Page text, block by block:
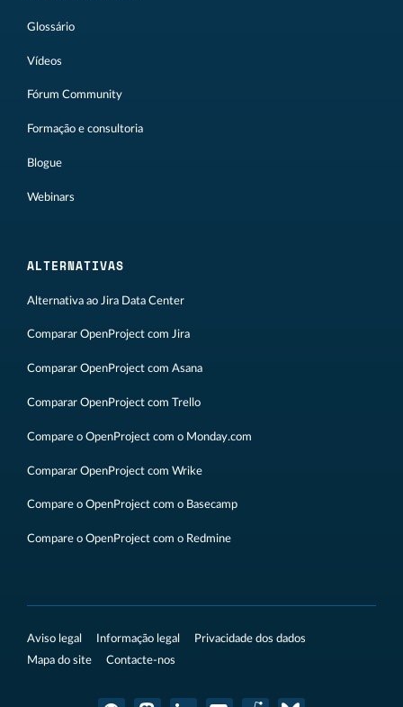
Glossário
Vídeos
Fórum Community
Formação e consultoria
Blogue
Webinars
ALTERNATIVAS
Alternativa ao Jira Data Center
Comparar OpenProject com Jira
Comparar OpenProject com Asana
Comparar OpenProject com Trello
Compare o OpenProject com o Monday.com
Comparar OpenProject com Wrike
Compare o OpenProject com o Basecamp
Compare o OpenProject com o Redmine
Aviso legal Informação legal
Privacidade dos dados
Mapa do site
Contacte-nos